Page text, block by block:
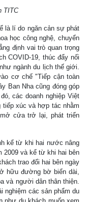
TITC
là lí do ngăn cản sự phát
học công nghệ, chuyển
định vai trò quan trọng
COVID-19, thúc đẩy nối
ngành du lịch thế giới.
cơ chế "Tiếp cận toàn
Ban Nha cũng đóng góp
các doanh nghiệp Việt
tiếp xúc và hợp tác nhằm
cửa trở lại, phát triển
kể từ khi hai nước nâng
2009 và kể từ khi hai bên
trao đổi hai bên ngày
hữu đường bờ biển dài,
và người dân thân thiện.
nghiệm các sản phẩm du